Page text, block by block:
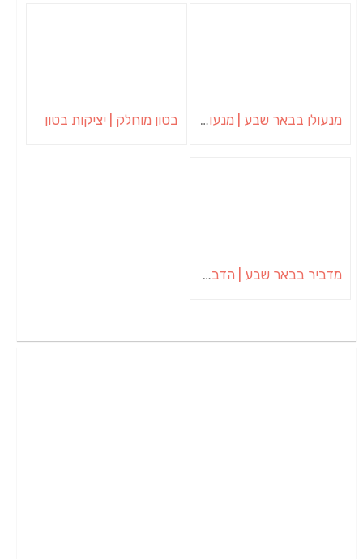
מנעולן בבאר שבע | מנעולן באופקים | ויטלי המנעולן בטון מוחלק | יציקות בטון
מדביר בבאר שבע | הדברה בבאר שבע | יוגב הדברות